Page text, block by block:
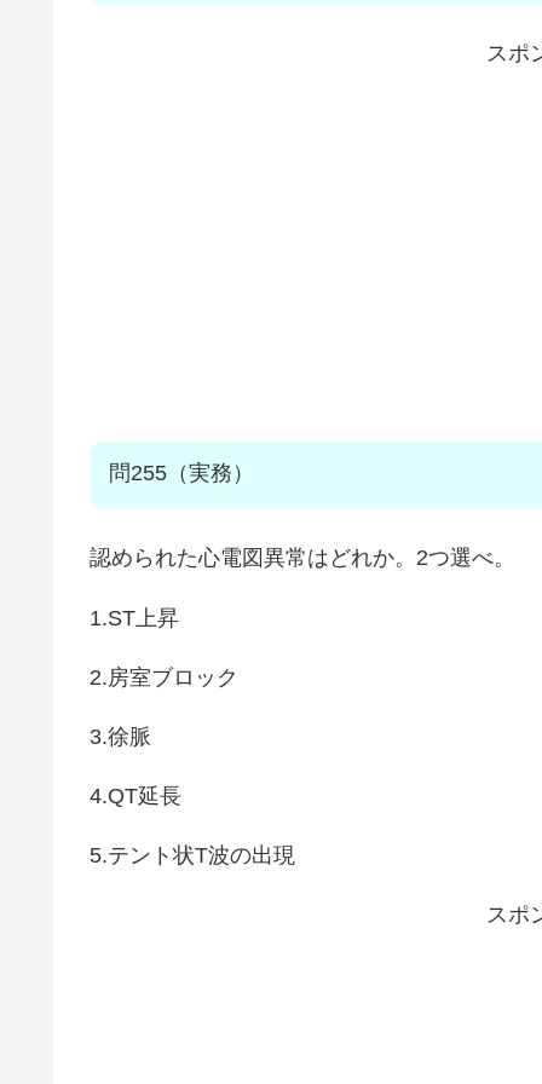
スポ
問255（実務）
認められた心電図異常はどれか。2つ選べ。
1.ST上昇
2.房室ブロック
3.徐脈
4.QT延長
5.テント状T波の出現
スポ